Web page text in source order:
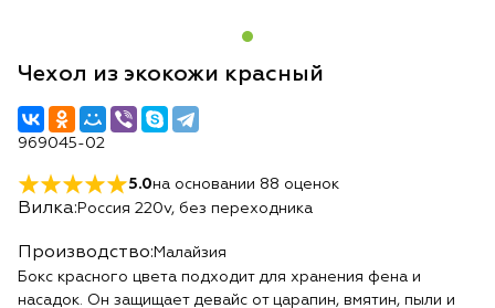
Чехол из экокожи красный
969045-02
5.0на основании 88 оценок
Вилка: Россия 220v, без переходника
Производство: Малайзия
Бокс красного цвета подходит для хранения фена и
насадок. Он защищает девайс от царапин, вмятин, пыли и